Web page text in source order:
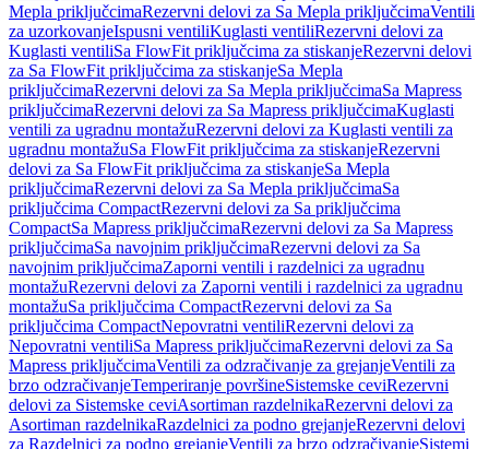
Mepla priključcimaRezervni delovi za Sa Mepla priključcimaVentili
za uzorkovanjeIspusni ventiliKuglasti ventiliRezervni delovi za
Kuglasti ventiliSa FlowFit priključcima za stiskanjeRezervni delovi
za Sa FlowFit priključcima za stiskanjeSa Mepla
priključcimaRezervni delovi za Sa Mepla priključcimaSa Mapress
priključcimaRezervni delovi za Sa Mapress priključcimaKuglasti
ventili za ugradnu montažuRezervni delovi za Kuglasti ventili za
ugradnu montažuSa FlowFit priključcima za stiskanjeRezervni
delovi za Sa FlowFit priključcima za stiskanjeSa Mepla
priključcimaRezervni delovi za Sa Mepla priključcimaSa
priključcima CompactRezervni delovi za Sa priključcima
CompactSa Mapress priključcimaRezervni delovi za Sa Mapress
priključcimaSa navojnim priključcimaRezervni delovi za Sa
navojnim priključcimaZaporni ventili i razdelnici za ugradnu
montažuRezervni delovi za Zaporni ventili i razdelnici za ugradnu
montažuSa priključcima CompactRezervni delovi za Sa
priključcima CompactNepovratni ventiliRezervni delovi za
Nepovratni ventiliSa Mapress priključcimaRezervni delovi za Sa
Mapress priključcimaVentili za odzračivanje za grejanjeVentili za
brzo odzračivanjeTemperiranje površineSistemske ceviRezervni
delovi za Sistemske ceviAsortiman razdelnikaRezervni delovi za
Asortiman razdelnikaRazdelnici za podno grejanjeRezervni delovi
za Razdelnici za podno grejanjeVentili za brzo odzračivanjeSistemi